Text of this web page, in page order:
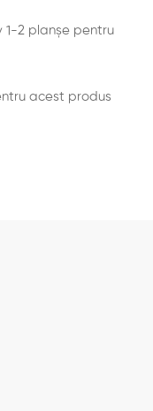
1-2 planșe pentru
acest produs